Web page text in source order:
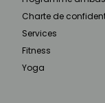
Charte de
Services
Fitness
Yoga